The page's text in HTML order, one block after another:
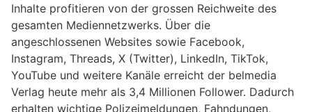
Inhalte profitieren von der grossen Reichweite des
gesamten Mediennetzwerks. Über die
angeschlossenen Websites sowie Facebook,
Instagram, Threads, X (Twitter), LinkedIn, TikTok,
YouTube und weitere Kanäle erreicht der belmedia
Verlag heute mehr als 3,4 Millionen Follower. Dadurch
erhalten wichtige Polizeimeldungen, Fahndungen,